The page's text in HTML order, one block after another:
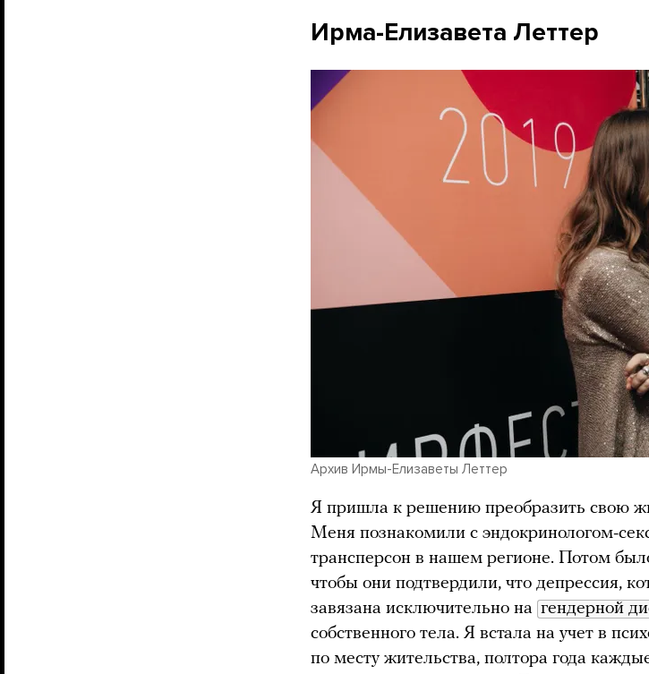
Ирма-Елизавета Леттер
Архив Ирмы-Елизаветы Леттер
Я пришла к решению преобразить свою
Меня познакомили с эндокринологом-
трансперсон в нашем регионе. Потом
чтобы они подтвердили, что депрессия,
завязана исключительно на гендерной
собственного тела. Я встала на учет в
по месту жительства, полтора года